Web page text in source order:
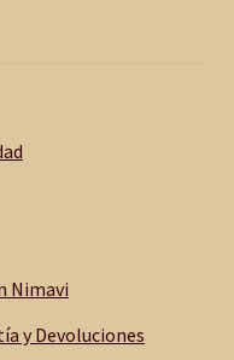
Nimavi
y Devoluciones